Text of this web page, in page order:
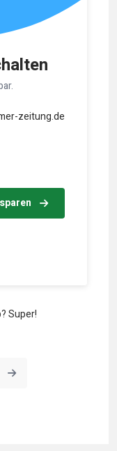
zeitung.de
Super!